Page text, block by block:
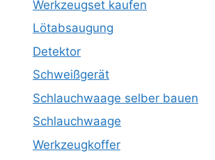
Werkzeugset kaufen
Lötabsaugung
Detektor
Schweißgerät
Schlauchwaage selber bauen
Schlauchwaage
Werkzeugkoffer